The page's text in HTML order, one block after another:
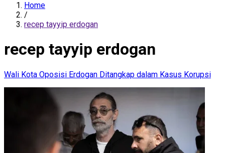
Home
/
recep tayyip erdogan
recep tayyip erdogan
Wali Kota Oposisi Erdogan Ditangkap dalam Kasus Korupsi